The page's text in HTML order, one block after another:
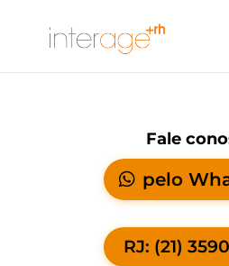
Fale
pelo
RJ: (21)